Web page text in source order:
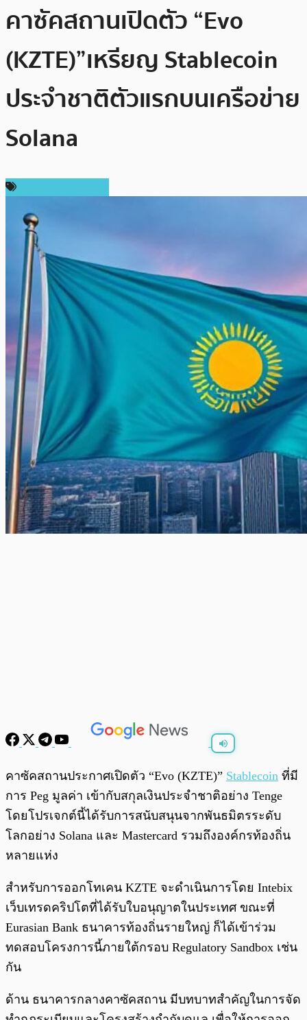
คาซัคสถานเปิดตัว “Evo
(KZTE)” เหรียญ Stablecoin
ประจำชาติตัวแรกบนเครือข่าย
Solana
คาซัคสถานประกาศเปิดตัว “Evo (KZTE)” Stablecoin ที่มี
การ Peg มูลค่า เข้ากับสกุลเงินประจำชาติอย่าง Tenge
โดยโปรเจกต์นี้ได้รับการสนับสนุนจากพันธมิตรระดับ
โลกอย่าง Solana และ Mastercard รวมถึงองค์กรท้องถิ่น
หลายแห่ง
สำหรับการออกโทเคน KZTE จะดำเนินการโดย Intebix
เว็บเทรดคริปโตที่ได้รับใบอนุญาตในประเทศ ขณะที่
Eurasian Bank ธนาคารท้องถิ่นรายใหญ่ ก็ได้เข้าร่วม
ทดสอบโครงการนี้ภายใต้กรอบ Regulatory Sandbox เช่น
กัน
ด้าน ธนาคารกลางคาซัคสถาน มีบทบาทสำคัญในการจัด